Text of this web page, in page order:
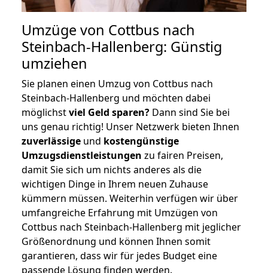
Umzüge von Cottbus nach
Steinbach-Hallenberg: Günstig
umziehen
Sie planen einen Umzug von Cottbus nach
Steinbach-Hallenberg und möchten dabei
möglichstviel Geld sparen? Dann sind Sie bei
uns genau richtig! Unser Netzwerk bieten Ihnen
zuverlässige und kostengünstige
Umzugsdienstleistungen zu fairen Preisen,
damit Sie sich um nichts anderes als die
wichtigen Dinge in Ihrem neuen Zuhause
kümmern müssen. Weiterhin verfügen wir über
umfangreiche Erfahrung mit Umzügen von
Cottbus nach Steinbach-Hallenberg mit jeglicher
Größenordnung und können Ihnen somit
garantieren, dass wir für jedes Budget eine
passende Lösung finden werden.